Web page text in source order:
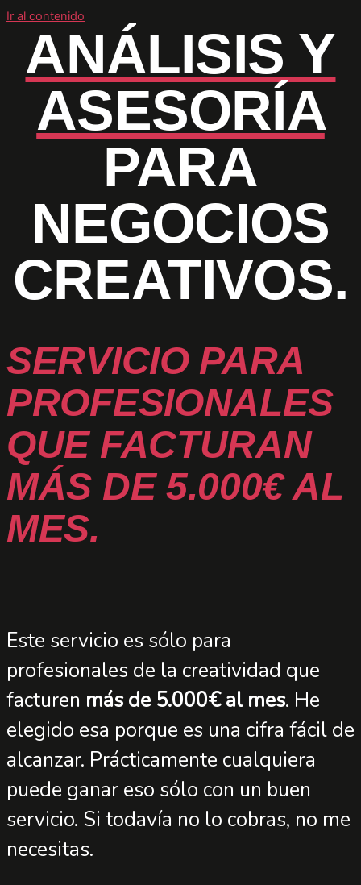
Ir al contenido
ANÁLISIS Y
ASESORÍA
PARA
NEGOCIOS
CREATIVOS.
SERVICIO PARA
PROFESIONALES
QUE FACTURAN
MÁS DE 5.000€ AL
MES.
Este servicio es sólo para
profesionales de la creatividad que
facturen más de 5.000€ al mes. He
elegido esa porque es una cifra fácil de
alcanzar. Prácticamente cualquiera
puede ganar eso sólo con un buen
servicio. Si todavía no lo cobras, no me
necesitas.